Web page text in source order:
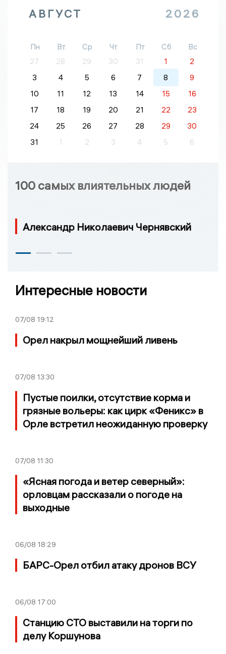
АВГУСТ 2026
Пн Вт Ср Чт Пт Сб
Вс
27
28 29 30 31 1
2
3
4 5 6 7 8
9
10
11 12 13 14 15
16
17
18 19 20 21 22
23
24
25 26 27 28 29
30
31
1 2 3 4 5 6
100 самых влиятельных людей
Александр Николаевич Чернявский
Интересные новости
07/08 19:12
Орел накрыл мощнейший ливень
07/08 13:30
Пустые поилки, отсутствие корма и
грязные вольеры: как цирк «Феникс» в
Орле встретил неожиданную проверку
07/08 11:30
«Ясная погода и ветер северный»:
орловцам рассказали о погоде на
выходные
06/08 18:29
БАРС-Орел отбил атаку дронов ВСУ
06/08 17:00
Станцию СТО выставили на торги по
делу Коршунова